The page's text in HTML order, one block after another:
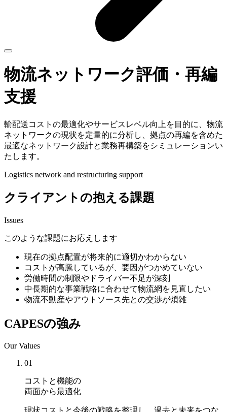
物流ネットワーク評価・再編
支援
輸配送コストの最適化やサービスレベル向上を目的に、物流
ネットワークの現状を定量的に分析し、拠点の再編を含めた
最適なネットワーク設計と業務再構築をシミュレーションい
たします。
Logistics network and restructuring support
クライアントの抱える課題
Issues
このような課題にお応えします
現在の拠点配置が将来的に適切かわからない
コストが高騰しているが、要因がつかめていない
労働時間の制限やドライバー不足が深刻
中長期的な事業戦略に合わせて物流網を見直したい
物流不動産やアウトソース先との交渉が煩雑
CAPESの強み
Our Values
01
コストと機能の
両面から最適化